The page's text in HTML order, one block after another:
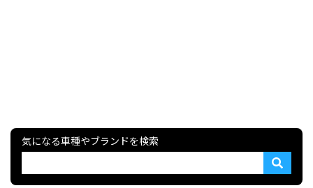
気になる車種やブランドを検索